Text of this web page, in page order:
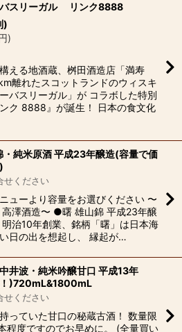
バスリーガル リンク8888
)
)
える地酒蔵、桝田酒造店「満寿
離れたスコットランドのウィスキ
バスリーガル」が コラボした特別
ク 8888』が誕生！ 日本の食文化
・純米原酒 平成23年醸造(容量で価
せください
ューより容量をお選びください 〜
高澤酒造〜 ●曙 雄山錦 平成23年醸
治10年創業、銘柄「曙」は日本海
日の出を想起し、 縁起が…
井波・純米吟醸甘口 平成13年
)720mL&1800mL
せください
っていた甘口の秘蔵古酒！ 数量限
程度ですのでお早めに。 (全量買い